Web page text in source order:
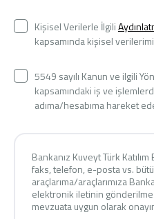
Ticari Kartlar
Tarım Finansmanı
Yatırım
Kişisel Verilerle İlgili
kapsamında kişisel
5549 sayılı Kanun ve ilgili
kapsamındaki iş ve
adıma/hesabıma hareket
Bankanız Kuveyt Türk
faks, telefon, e-posta vs.
araçlarıma/araçlarımıza
elektronik iletinin
mevzuata uygun olarak